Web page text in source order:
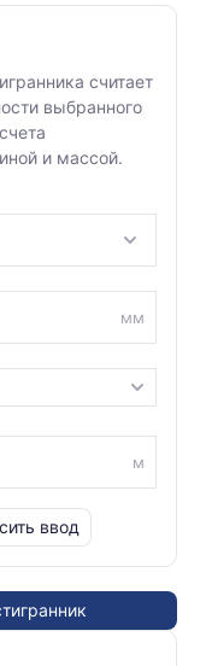
считает
выбранного
и массой.
мм
м
ввод